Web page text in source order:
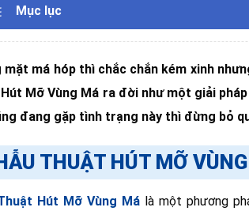
Mục lục
mặt má hóp thì chắc chắn kém xinh
Mỡ Vùng Má ra đời như một giải
đang gặp tình trạng này thì đừng bỏ
THUẬT HÚT MỠ
Hút Mỡ Vùng Málà một phương